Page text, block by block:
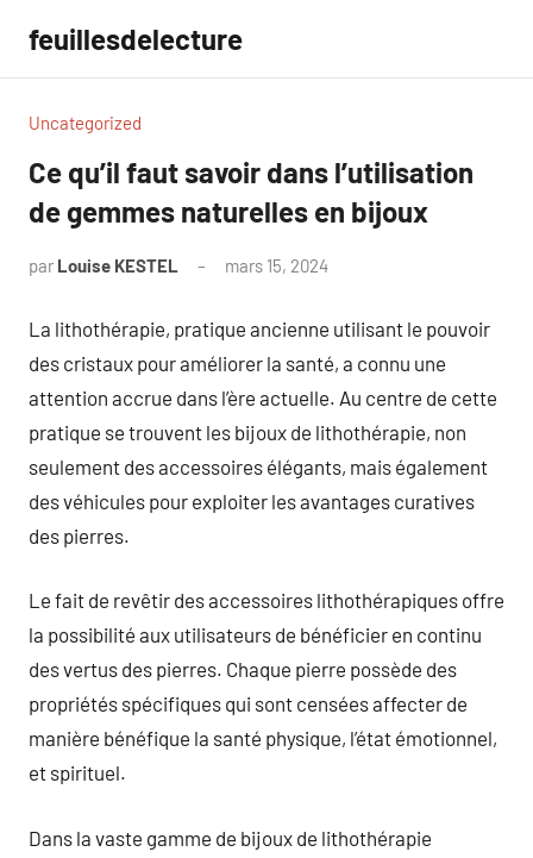
contenu
feuillesdelecture
Uncategorized
Ce qu’il faut savoir dans l’utilisation
de gemmes naturelles en bijoux
par Louise KESTEL mars 15, 2024
La lithothérapie, pratique ancienne utilisant le pouvoir
des cristaux pour améliorer la santé, a connu une
attention accrue dans l’ère actuelle. Au centre de cette
pratique se trouvent les bijoux de lithothérapie, non
seulement des accessoires élégants, mais également
des véhicules pour exploiter les avantages curatives
des pierres.
Le fait de revêtir des accessoires lithothérapiques offre
la possibilité aux utilisateurs de bénéficier en continu
des vertus des pierres. Chaque pierre possède des
propriétés spécifiques qui sont censées affecter de
manière bénéfique la santé physique, l’état émotionnel,
et spirituel.
Dans la vaste gamme de bijoux de lithothérapie